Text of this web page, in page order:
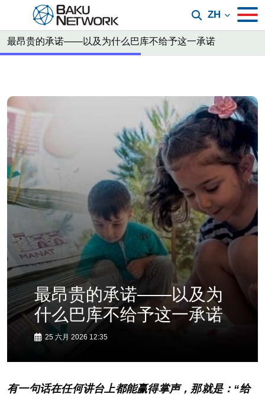
ZH
最昂贵的承诺——以及为什么巴库不给予这一承诺
最昂贵的承诺——以及为
什么巴库不给予这一承诺
25 六月 2026 12:35
有一句话在任何讲台上都能赢得掌声，那就是：“给